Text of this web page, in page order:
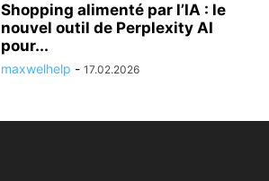
Shopping alimenté par l’IA : le
nouvel outil de Perplexity AI
pour...
maxwelhelp - 17.02.2026